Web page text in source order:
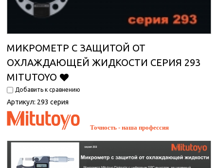
МИКРОМЕТР С ЗАЩИТОЙ ОТ
ОХЛАЖДАЮЩЕЙ ЖИДКОСТИ СЕРИЯ 293
MITUTOYO
Добавить к сравнению
Артикул: 293 серия
Точность - наша профессия